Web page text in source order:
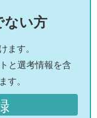
ない方
ます。
と選考情報を含
す。